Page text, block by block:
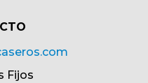
Fijos